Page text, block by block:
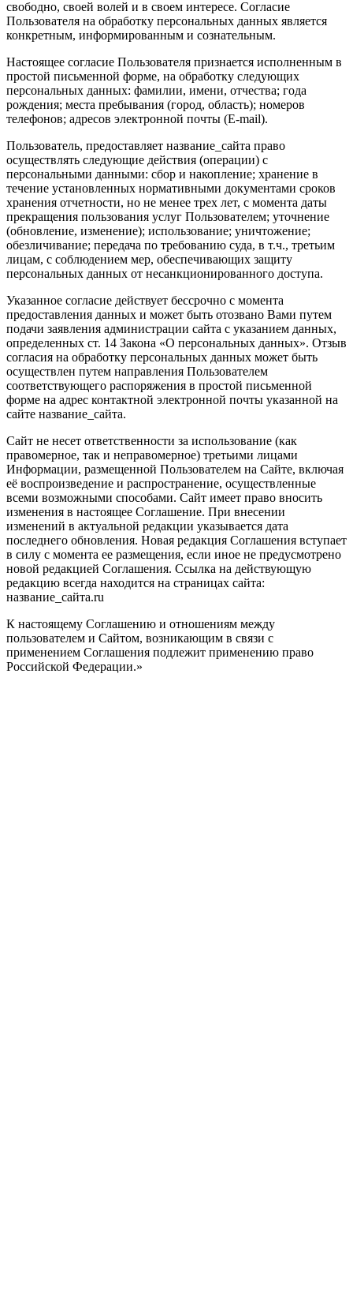
свободно, своей волей и в своем интересе. Согласие
Пользователя на обработку персональных данных является
конкретным, информированным и сознательным.
Настоящее согласие Пользователя признается исполненным в
простой письменной форме, на обработку следующих
персональных данных: фамилии, имени, отчества; года
рождения; места пребывания (город, область); номеров
телефонов; адресов электронной почты (E-mail).
Пользователь, предоставляет название_сайта право
осуществлять следующие действия (операции) с
персональными данными: сбор и накопление; хранение в
течение установленных нормативными документами сроков
хранения отчетности, но не менее трех лет, с момента даты
прекращения пользования услуг Пользователем; уточнение
(обновление, изменение); использование; уничтожение;
обезличивание; передача по требованию суда, в т.ч., третьим
лицам, с соблюдением мер, обеспечивающих защиту
персональных данных от несанкционированного доступа.
Указанное согласие действует бессрочно с момента
предоставления данных и может быть отозвано Вами путем
подачи заявления администрации сайта с указанием данных,
определенных ст. 14 Закона «О персональных данных». Отзыв
согласия на обработку персональных данных может быть
осуществлен путем направления Пользователем
соответствующего распоряжения в простой письменной
форме на адрес контактной электронной почты указанной на
сайте название_сайта.
Сайт не несет ответственности за использование (как
правомерное, так и неправомерное) третьими лицами
Информации, размещенной Пользователем на Сайте, включая
её воспроизведение и распространение, осуществленные
всеми возможными способами. Сайт имеет право вносить
изменения в настоящее Соглашение. При внесении
изменений в актуальной редакции указывается дата
последнего обновления. Новая редакция Соглашения вступает
в силу с момента ее размещения, если иное не предусмотрено
новой редакцией Соглашения. Ссылка на действующую
редакцию всегда находится на страницах сайта:
название_сайта.ru
К настоящему Соглашению и отношениям между
пользователем и Сайтом, возникающим в связи с
применением Соглашения подлежит применению право
Российской Федерации.»